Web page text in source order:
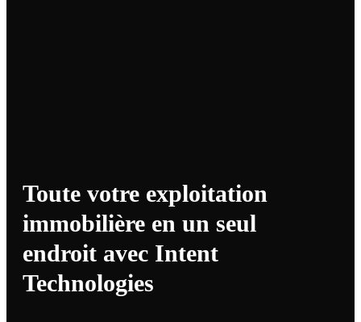
Toute votre exploitation
immobilière en un seul
endroit avec Intent
Technologies